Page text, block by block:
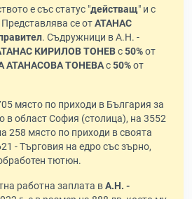
е със статус "действащ" и с
се отАТАНАС
. Съдружници в А.Н. -
КИРИЛОВ ТОНЕВс50%от
АТАНАСОВА ТОНЕВАс50%от
място по приходи в България за
в област София (столица), на 3552
258 място по приходи в своята
- Търговия на едро със зърно,
тютюн.
работна заплата вА.Н. -